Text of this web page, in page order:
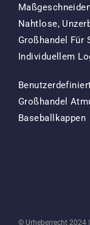
Nahtlose,
Großhandel Für
Individuellem
Großhandel
Baseballkappen
© Urheberrecht 2024 |